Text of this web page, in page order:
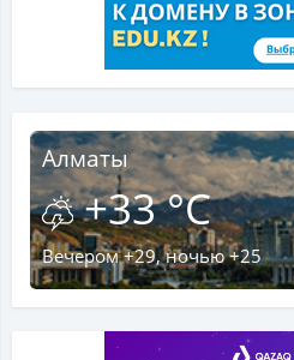
Алматы
+33 °C
Вечером +29, ночью +25